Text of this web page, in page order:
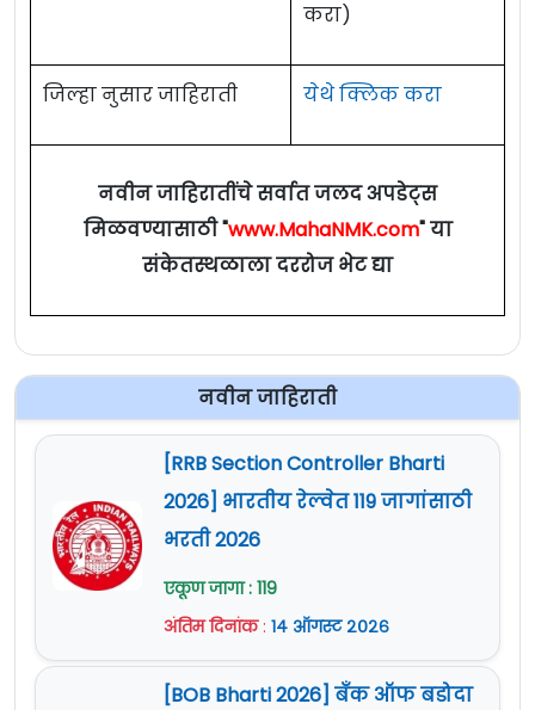
करा)
जिल्हा नुसार जाहिराती येथे क्लिक करा
नवीन जाहिरातींचे सर्वात जलद अपडेट्स
मिळवण्यासाठी "www.MahaNMK.com" या
संकेतस्थळाला दररोज भेट द्या
नवीन जाहिराती
[RRB Section Controller Bharti
2026] भारतीय रेल्वेत 119 जागांसाठी
भरती 2026
एकूण जागा : 119
अंतिम दिनांक: १४ ऑगस्ट २०२६
[BOB Bharti 2026] बँक ऑफ बडोदा